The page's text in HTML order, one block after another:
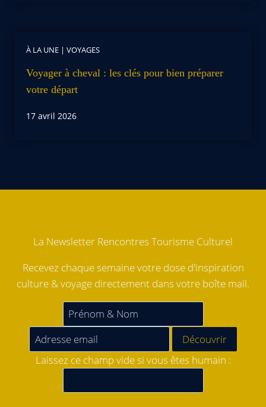
À LA UNE | VOYAGES
Voyager à cheval : les clés pour bien préparer
votre départ
17 avril 2026
La Newsletter Rencontres Tourisme Culturel
Recevez chaque semaine votre dose d'inspiration
culture & voyage directement dans votre boîte mail.
Laissez ce champ vide si vous êtes humain :